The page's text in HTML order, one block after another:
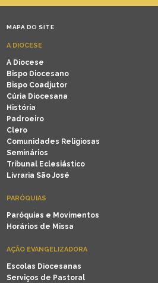
MAPA DO SITE
A DIOCESE
A Diocese
Bispo Diocesano
Bispo Coadjutor
Cúria Diocesana
História
Padroeiro
Clero
Comunidades Religiosas
Seminários
Tribunal Eclesiástico
Livraria São José
PARÓQUIAS
Paróquias e Movimentos
Horários de Missa
AÇÃO EVANGELIZADORA
Escolas Diocesanas
Serviços de Pastoral